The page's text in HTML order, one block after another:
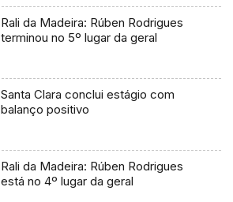
Rali da Madeira: Rúben Rodrigues
terminou no 5º lugar da geral
Santa Clara conclui estágio com
balanço positivo
Rali da Madeira: Rúben Rodrigues
está no 4º lugar da geral